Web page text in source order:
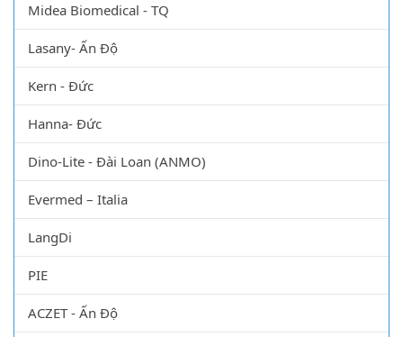
Midea Biomedical - TQ
Lasany- Ấn Độ
Kern - Đức
Hanna- Đức
Dino-Lite - Đài Loan (ANMO)
Evermed – Italia
LangDi
PIE
ACZET - Ấn Độ